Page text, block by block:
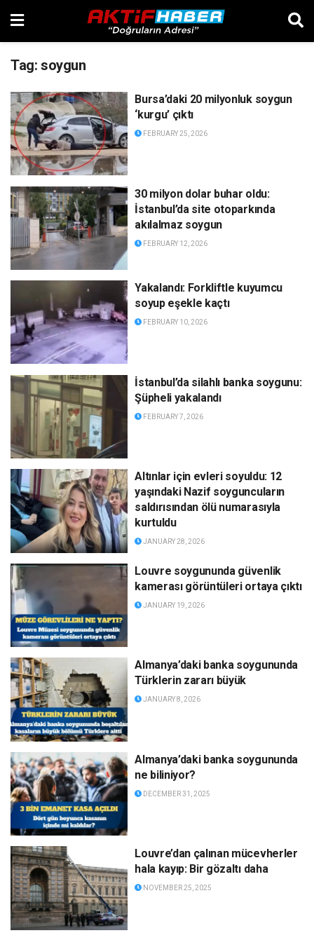
Tag: soygun
Bursa’daki 20 milyonluk soygun
‘kurgu’ çıktı
FEBRUARY 25, 2026
30 milyon dolar buhar oldu:
İstanbul’da site otoparkında
akılalmaz soygun
FEBRUARY 12, 2026
Yakalandı: Forkliftle kuyumcu
soyup eşekle kaçtı
FEBRUARY 10, 2026
İstanbul’da silahlı banka soygunu:
Şüpheli yakalandı
FEBRUARY 7, 2026
Altınlar için evleri soyuldu: 12
yaşındaki Nazif soyguncuların
saldırısından ölü numarasıyla
kurtuldu
JANUARY 28, 2026
Louvre soygununda güvenlik
kamerası görüntüleri ortaya çıktı
JANUARY 19, 2026
Almanya’daki banka soygununda
Türklerin zararı büyük
JANUARY 8, 2026
Almanya’daki banka soygununda
ne biliniyor?
DECEMBER 31, 2025
Louvre’dan çalınan mücevherler
hala kayıp: Bir gözaltı daha
NOVEMBER 25, 2025